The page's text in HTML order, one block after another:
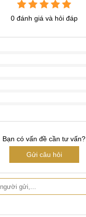
x5 ở đâu
0 đánh giá và hỏi đáp
Bạn có vấn đề cần tư vấn?
Gửi câu hỏi